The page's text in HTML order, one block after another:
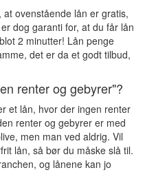
ovenstående lån er gratis,
dog garanti for, at du får lån
2 minutter! Lån penge
det er da et godt tilbud,
renter og gebyrer"?
et lån, hvor der ingen renter
renter og gebyrer er med
men man ved aldrig. Vil
lån, så bør du måske slå til.
og lånene kan jo